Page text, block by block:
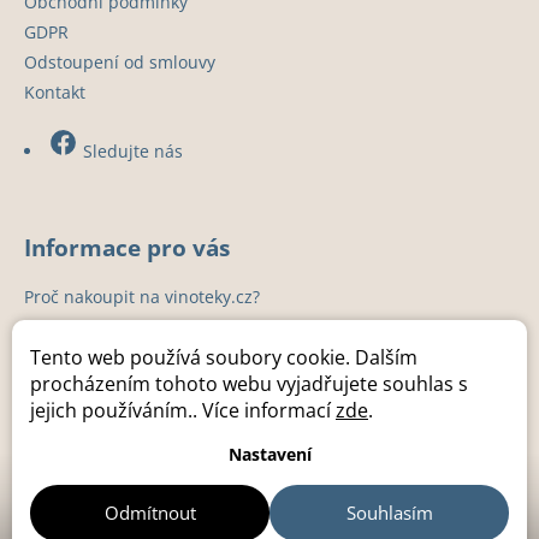
Tento web používá soubory cookie. Dalším
procházením tohoto webu vyjadřujete souhlas s
jejich používáním.. Více informacízde.
Nastavení
Odmítnout Souhlasím
GDPR
Odstoupení od smlouvy
Kontakt
Sledujte nás
Informace pro vás
Proč nakoupit na vinoteky.cz?
Instalace
Záruka a servis
Kuchyňská studia
Kontakty